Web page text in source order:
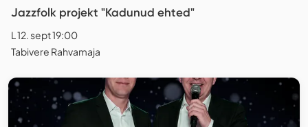
Jazzfolk projekt "Kadunud ehted"
L 12. sept 19:00
Tabivere Rahvamaja